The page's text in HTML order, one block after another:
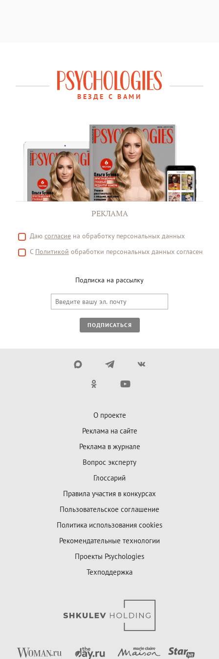
ВЕЗДЕ С ВАМИ
РЕКЛАМА
Даю согласие на обработку персональных данных
С Политикой обработки персональных данных согласен
Подписка на рассылку
ПОДПИСАТЬСЯ
О проекте
Реклама на сайте
Реклама в журнале
Вопрос эксперту
Глоссарий
Правила участия в конкурсах
Пользовательское соглашение
Политика использования cookies
Рекомендательные технологии
Проекты Psychologies
Техподдержка